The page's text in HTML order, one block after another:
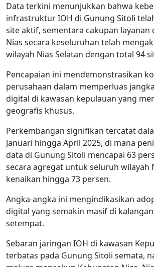
Data terkini menunjukkan bahwa
infrastruktur IOH di Gunung Sitoli
site aktif, sementara cakupan layanan
Nias secara keseluruhan telah
wilayah Nias Selatan dengan total 94
Pencapaian ini mendemonstrasikan
perusahaan dalam memperluas
digital di kawasan kepulauan yang
geografis khusus.
Perkembangan signifikan tercatat
Januari hingga April 2025, di mana
data di Gunung Sitoli mencapai 63
secara agregat untuk seluruh wilayah
kenaikan hingga 73 persen.
Angka-angka ini mengindikasikan
digital yang semakin masif di
setempat.
Sebaran jaringan IOH di kawasan
terbatas pada Gunung Sitoli semata,